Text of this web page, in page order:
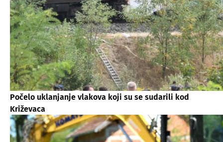
Počelo uklanjanje vlakova koji su se sudarili kod
Križevaca